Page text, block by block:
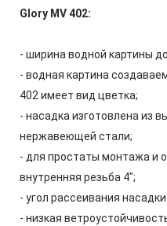
Glory MV 402:
- ширина водной картины
- водная картина
402 имеет вид цветка;
- насадка изготовлена из
нержавеющей стали;
- для простаты монтажа и
внутренняя резьба 4";
- угол рассеивания
- низкая